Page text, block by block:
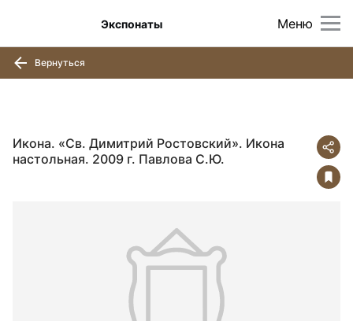
Меню
Экспонаты
Вернуться
Икона. «Св. Димитрий Ростовский». Икона
настольная. 2009 г. Павлова С.Ю.